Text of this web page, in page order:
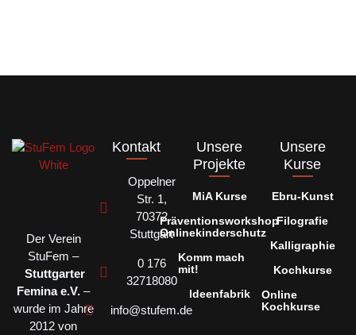
Der Verein
StuFem –
Stuttgarter
Femina e.V. –
wurde im Jahre
2012 von
Kontakt
Oppelner
Str. 1,
70372
Stuttgart
0 176
32718080
info@stufem.de
Unsere
Projekte
MiA Kurse
Präventionsworkshop
Onlinekinderschutz
Komm mach
mit!
Ideenfabrik
Unsere
Kurse
Ebru-Kunst
Filografie
Kalligraphie
Kochkurse
Online
Kochkurse